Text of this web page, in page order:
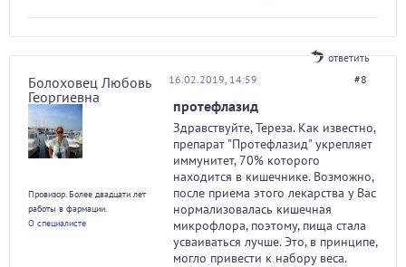
ответить
Болоховец Любовь
Георгиевна
Провизор. Более двадцати лет
работы в фармации.
О специалисте
16.02.2019, 14:59 #8
протефлазид
Здравствуйте, Тереза. Как известно,
препарат "Протефлазид" укрепляет
иммунитет, 70% которого
находится в кишечнике. Возможно,
после приема этого лекарства у Вас
нормализовалась кишечная
микрофлора, поэтому, пища стала
усваиваться лучше. Это, в принципе,
могло привести к набору веса.